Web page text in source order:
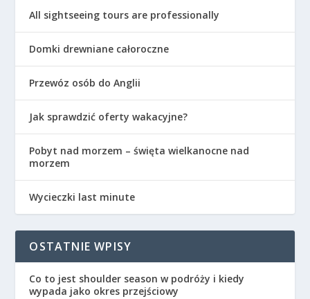
All sightseeing tours are professionally
Domki drewniane całoroczne
Przewóz osób do Anglii
Jak sprawdzić oferty wakacyjne?
Pobyt nad morzem – święta wielkanocne nad
morzem
Wycieczki last minute
OSTATNIE WPISY
Co to jest shoulder season w podróży i kiedy
wypada jako okres przejściowy